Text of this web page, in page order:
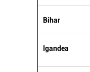
Bihar
Igandea